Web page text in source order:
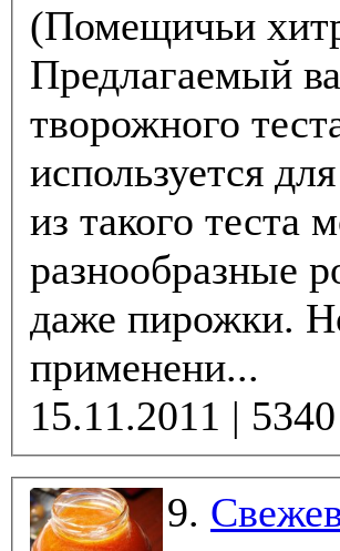
(Помещичьи
Предлагаемый
творожного
используется
из такого теста
разнообразные
даже пирожки. Но, в зависимости от
применени...
9.